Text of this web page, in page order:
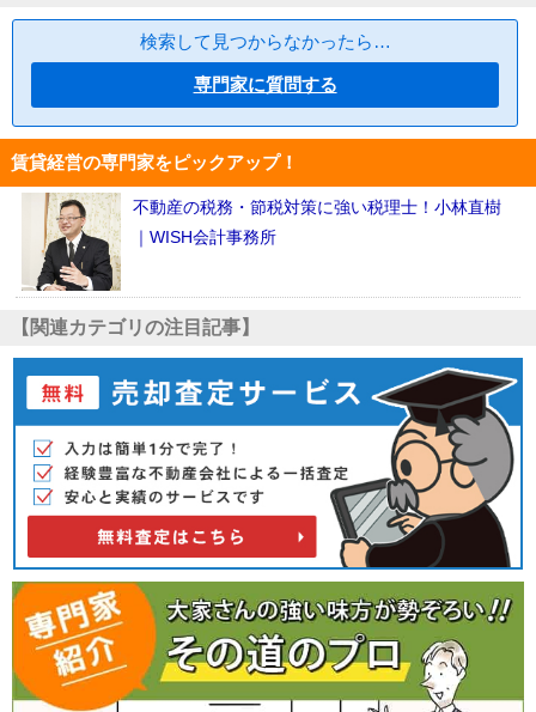
検索して見つからなかったら…
専門家に質問する
賃貸経営の専門家をピックアップ！
不動産の税務・節税対策に強い税理士！小林直樹
｜WISH会計事務所
【関連カテゴリの注目記事】